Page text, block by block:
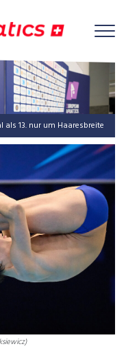
als 13. nur um Haaresbreite